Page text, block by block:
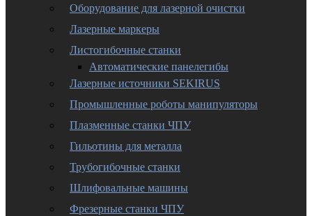
Оборудование для лазерной очистки
Лазерные маркеры
Листогибочные станки
Автоматические панелегибы
Лазерные источники SEKIRUS
Промышленные роботы манипуляторы
Плазменные станки ЧПУ
Гильотины для металла
Трубогибочные станки
Шлифовальные машины
Фрезерные станки ЧПУ